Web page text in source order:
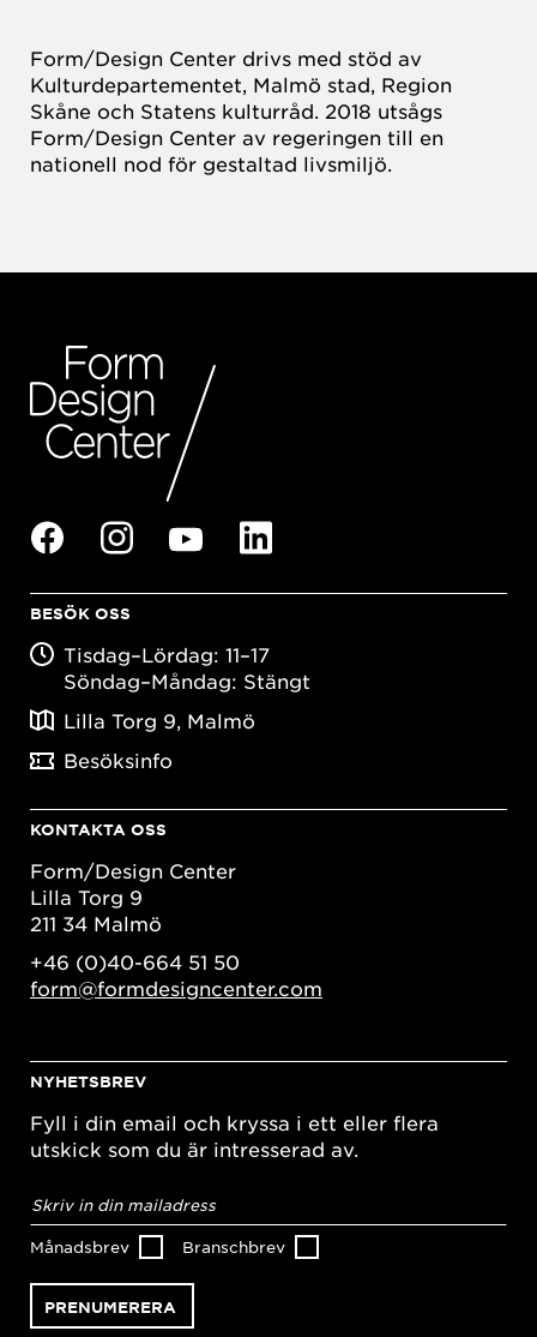
Form/Design Center drivs med stöd av
Kulturdepartementet, Malmö stad, Region
Skåne och Statens kulturråd. 2018 utsågs
Form/Design Center av regeringen till en
nationell nod för gestaltad livsmiljö.
BESÖK OSS
Tisdag–Lördag: 11–17
Söndag–Måndag: Stängt
Lilla Torg 9, Malmö
Besöksinfo
KONTAKTA OSS
Form/Design Center
Lilla Torg 9
211 34 Malmö
+46 (0)40-664 51 50
form@formdesigncenter.com
NYHETSBREV
Fyll i din email och kryssa i ett eller flera
utskick som du är intresserad av.
postadress*
Månadsbrev Branschbrev